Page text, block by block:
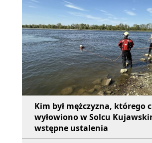
Kim był mężczyzna, którego
wyłowiono w Solcu
wstępne ustalenia